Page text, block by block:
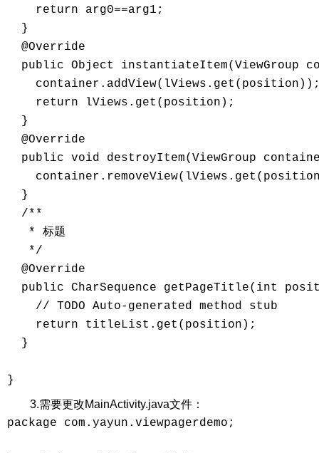
    return arg0==arg1;
  }
  @Override
public Object instantiateItem(ViewGroup
    return lViews.get(position);
  }
  @Override
public void destroyItem(ViewGroup
  }
  /**
   * 标题
   */
  @Override
public CharSequence getPageTitle(int
    // TODO Auto-generated method stub
    return titleList.get(position);
  }
3.需要更改MainActivity.java文件：
package com.yayun.viewpagerdemo;